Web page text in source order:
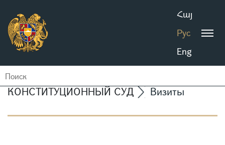
Հայ
Рус
Eng
КОНСТИТУЦИОННЫЙ СУД Визиты